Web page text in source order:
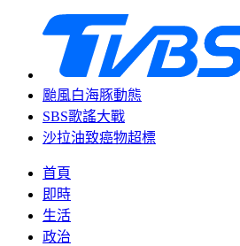
颱風白海豚動態
SBS歌謠大戰
沙拉油致癌物超標
首頁
即時
生活
政治